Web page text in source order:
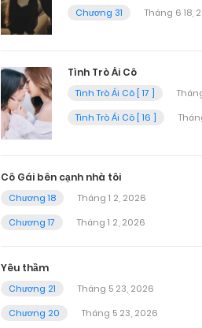
Chương 31
Tháng 6 18,
Tình Trò Ái Cô
Tình Trò Ái Cô [ 17 ]
Tình Trò Ái Cô [ 16 ]
Cô Gái bên cạnh nhà tôi
Chương 18
Tháng 1 2, 2026
Chương 17
Tháng 1 2, 2026
Yêu thầm
Chương 21
Tháng 5 23, 2026
Chương 20
Tháng 5 23, 2026